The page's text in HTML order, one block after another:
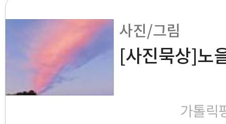
사진/그림
[사진묵상]노
가톨릭